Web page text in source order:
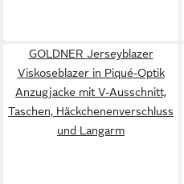
GOLDNER Jerseyblazer
Viskoseblazer in Piqué-Optik
Anzugjacke mit V-Ausschnitt,
Taschen, Häckchenenverschluss
und Langarm